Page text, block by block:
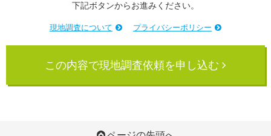
下記ボタンからお進みください。
現地調査について プライバシーポリシー
この内容で現地調査依頼を申し込む